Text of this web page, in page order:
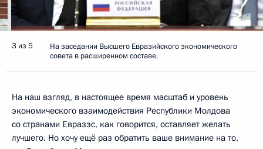
3 из 5
На заседании Высшего Евразийского экономического
совета в расширенном составе.
На наш взгляд, в настоящее время масштаб и уровень
экономического взаимодействия Республики Молдова
со странами Евразэс, как говорится, оставляет желать
лучшего. Но хочу ещё раз обратить ваше внимание на то,